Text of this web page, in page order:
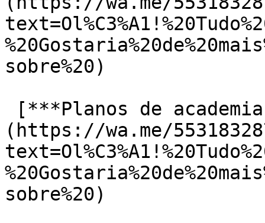
sobre%20)
(https://wa.me/
sobre%20)